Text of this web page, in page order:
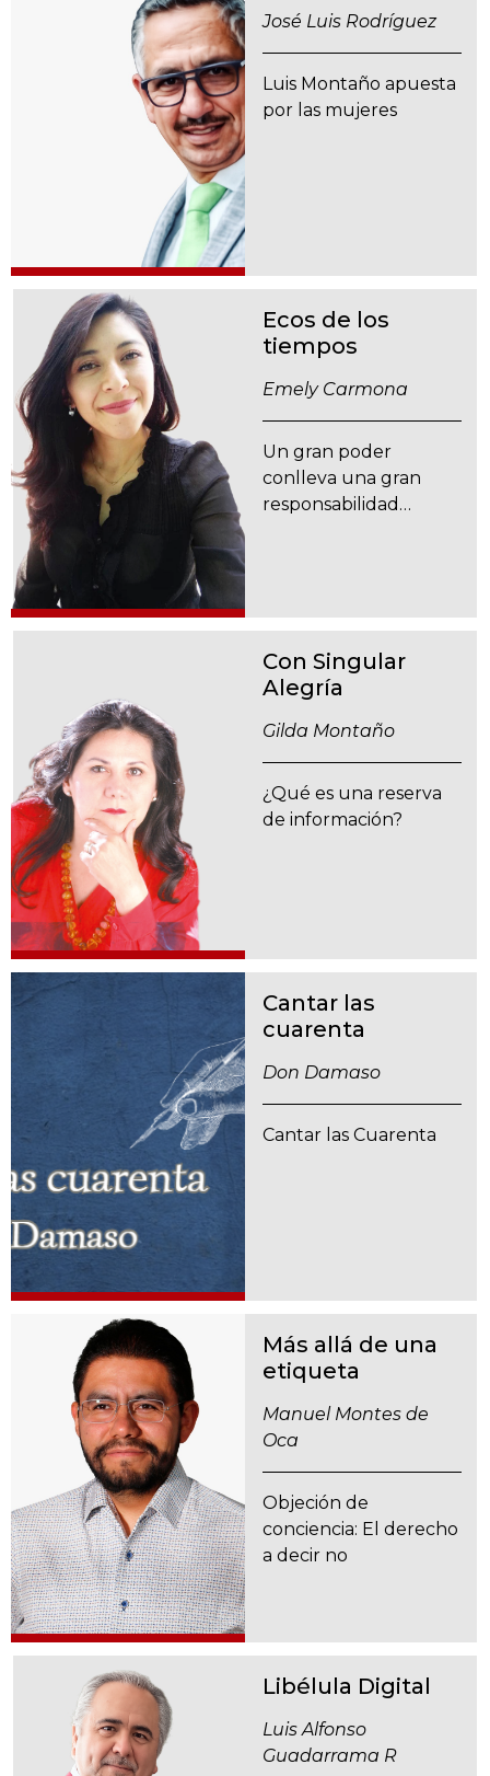
José Luis Rodríguez
Luis Montaño apuesta
por las mujeres
Ecos de los
tiempos
Emely Carmona
Un gran poder
conlleva una gran
responsabilidad…
Con Singular
Alegría
Gilda Montaño
¿Qué es una reserva
de información?
Cantar las
cuarenta
Don Damaso
Cantar las Cuarenta
Más allá de una
etiqueta
Manuel Montes de
Oca
Objeción de
conciencia: El derecho
a decir no
Libélula Digital
Luis Alfonso
Guadarrama R